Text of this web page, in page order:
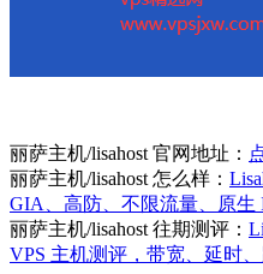
丽萨主机/lisahost 官网地址：
丽萨主机/lisahost 怎么样：
GIA、高防、不限流量、原生
丽萨主机/lisahost 往期测评：
VPS 主机测评，带宽、延时